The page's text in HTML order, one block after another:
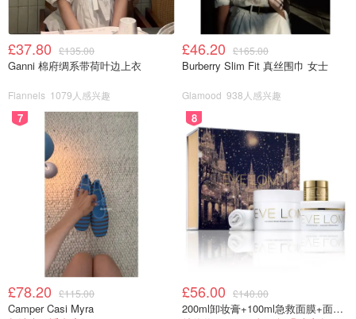
£37.80 £135.00
Ganni 棉府绸系带荷叶边上衣
Flannels 1079人感兴趣
£46.20 £165.00
Burberry Slim Fit 真丝围巾 女士
Glamood 938人感兴趣
7
£78.20 £115.00
Camper Casi Myra
8
£56.00 £140.00
200ml卸妆膏+100ml急救面膜+面霜+洁颜布